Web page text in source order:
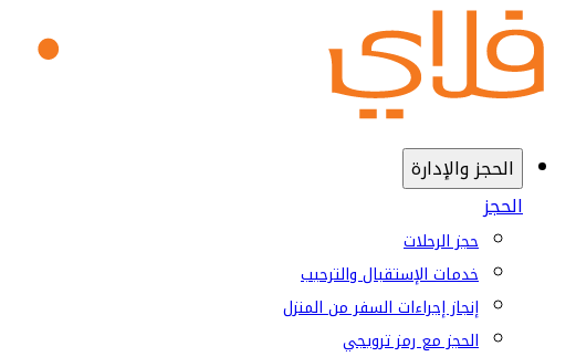
الحجز والإدارة
الحجز
حجز الرحلات
خدمات الإستقبال والترحيب
إنجاز إجراءات السفر من المنزل
الحجز مع رمز ترويجي